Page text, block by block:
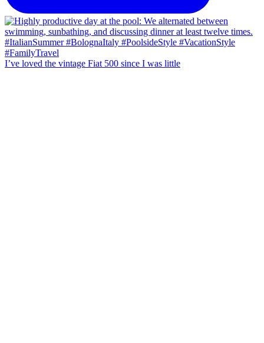
I’ve loved the vintage Fiat 500 since I was little